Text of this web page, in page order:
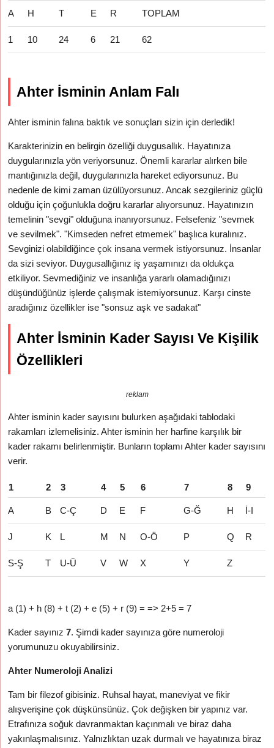
A H T E R TOPLAM
1 10 24 6 21 62
Ahter İsminin Anlam Falı
Ahter isminin falına baktık ve sonuçları sizin için derledik!
Karakterinizin en belirgin özelliği duygusallık. Hayatınıza
duygularınızla yön veriyorsunuz. Önemli kararlar alırken bile
mantığınızla değil, duygularınızla hareket ediyorsunuz. Bu
nedenle de kimi zaman üzülüyorsunuz. Ancak sezgileriniz güçlü
olduğu için çoğunlukla doğru kararlar alıyorsunuz. Hayatınızın
temelinin "sevgi" olduğuna inanıyorsunuz. Felsefeniz "sevmek
ve sevilmek". "Kimseden nefret etmemek" başlıca kuralınız.
Sevginizi olabildiğince çok insana vermek istiyorsunuz. İnsanlar
da sizi seviyor. Duygusallığınız iş yaşamınızı da oldukça
etkiliyor. Sevmediğiniz ve insanlığa yararlı olamadığınızı
düşündüğünüz işlerde çalışmak istemiyorsunuz. Karşı cinste
aradığınız özellikler ise "sonsuz aşk ve sadakat"
Ahter İsminin Kader Sayısı Ve Kişilik
Özellikleri
reklam
Ahter isminin kader sayısını bulurken aşağıdaki tablodaki
rakamları izlemelisiniz. Ahter isminin her harfine karşılık bir
kader rakamı belirlenmiştir. Bunların toplamı Ahter kader sayısını
verir.
1 2 3 4 5 6 7 8 9
A B C-Ç D E F G-Ğ H İ-I
J K L M N O-Ö P Q R
S-Ş T U-Ü V W X Y Z
a (1) + h (8) + t (2) + e (5) + r (9) = => 2+5 = 7
Kader sayınız7. Şimdi kader sayınıza göre numeroloji
yorumunuzu okuyabilirsiniz.
Ahter Numeroloji Analizi
Tam bir filezof gibisiniz. Ruhsal hayat, maneviyat ve fikir
alışverişine çok düşkünsünüz. Çok değişken bir yapınız var.
Etrafınıza soğuk davranmaktan kaçınmalı ve biraz daha
yakınlaşmalısınız. Yalnızlıktan uzak durmalı ve hayatınıza biraz